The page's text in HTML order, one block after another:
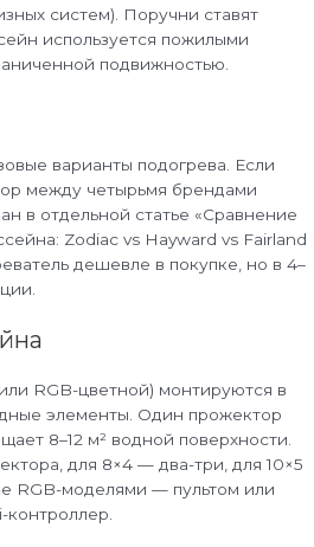
систем). Поручни ставят
используется пожилыми
подвижностью.
варианты подогрева. Если
между четырьмя брендами
в отдельной статье «Сравнение
Zodiac vs Hayward vs Fairland
дешевле в покупке, но в 4–
RGB-цветной) монтируются в
элементы. Один прожектор
8–12 м² водной поверхности.
для 8×4 — два-три, для 10×5
RGB-моделями — пультом или